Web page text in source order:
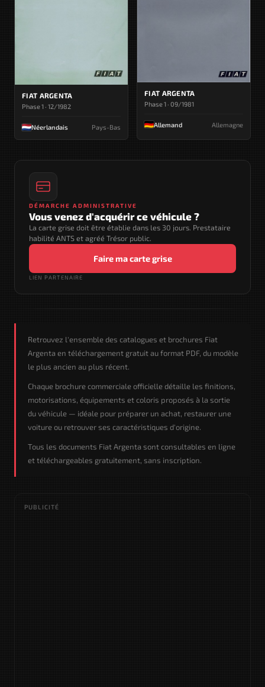
FIAT ARGENTA
Phase 1 · 12/1982
Néerlandais Pays-Bas
FIAT ARGENTA
Phase 1 · 09/1981
Allemand Allemagne
DÉMARCHE ADMINISTRATIVE
Vous venez d'acquérir ce véhicule ?
La carte grise doit être établie dans les 30 jours. Prestataire
habilité ANTS et agréé Trésor public.
Faire ma carte grise
LIEN PARTENAIRE
Retrouvez l'ensemble des catalogues et brochures Fiat
Argenta en téléchargement gratuit au format PDF, du modèle
le plus ancien au plus récent.
Chaque brochure commerciale officielle détaille les finitions,
motorisations, équipements et coloris proposés à la sortie
du véhicule — idéale pour préparer un achat, restaurer une
voiture ou retrouver ses caractéristiques d'origine.
Tous les documents Fiat Argenta sont consultables en ligne
et téléchargeables gratuitement, sans inscription.
PUBLICITÉ